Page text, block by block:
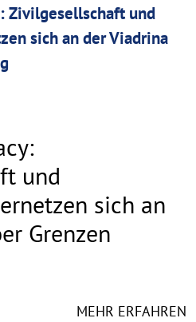
Zivilgesellschaft und
sich an der Viadrina
und
sich an
Grenzen
MEHR ERFAHREN